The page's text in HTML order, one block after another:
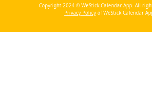
Copyright 2024 © WeStick Calendar App. All
Privacy Policy of WeStick Calendar